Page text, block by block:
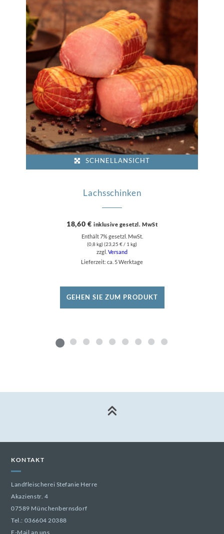
SCHNELLANSICHT
Lachsschinken
18,60 € inklusive gesetzl. MwSt
Enthält 7% gesetzl. MwSt.
(0,8 kg) (23,25€/ 1 kg)
zzgl.Versand
Lieferzeit: ca. 5 Werktage
GEHEN SIE ZUM PRODUKT
KONTAKT
Landfleischerei Stefanie Herre
Akazienstr. 4
07589 Münchenbernsdorf
Tel.: 036604 20388
E-Mail an uns